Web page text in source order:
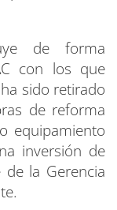
de forma
con los que
sido retirado
de reforma
equipamiento
inversión de
la Gerencia